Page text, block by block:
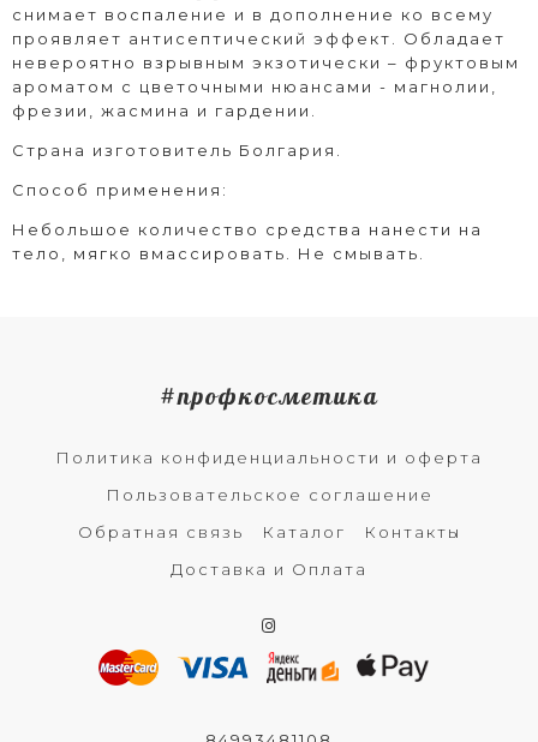
снимает воспаление и в дополнение ко всему
проявляет антисептический эффект. Обладает
невероятно взрывным экзотически – фруктовым
ароматом с цветочными нюансами - магнолии,
фрезии, жасмина и гардении.
Страна изготовитель Болгария.
Способ применения:
Небольшое количество средства нанести на
тело, мягко вмассировать. Не смывать.
#профкосметика
Политика конфиденциальности и оферта
Пользовательское соглашение
Обратная связь
Каталог
Контакты
Доставка и Оплата